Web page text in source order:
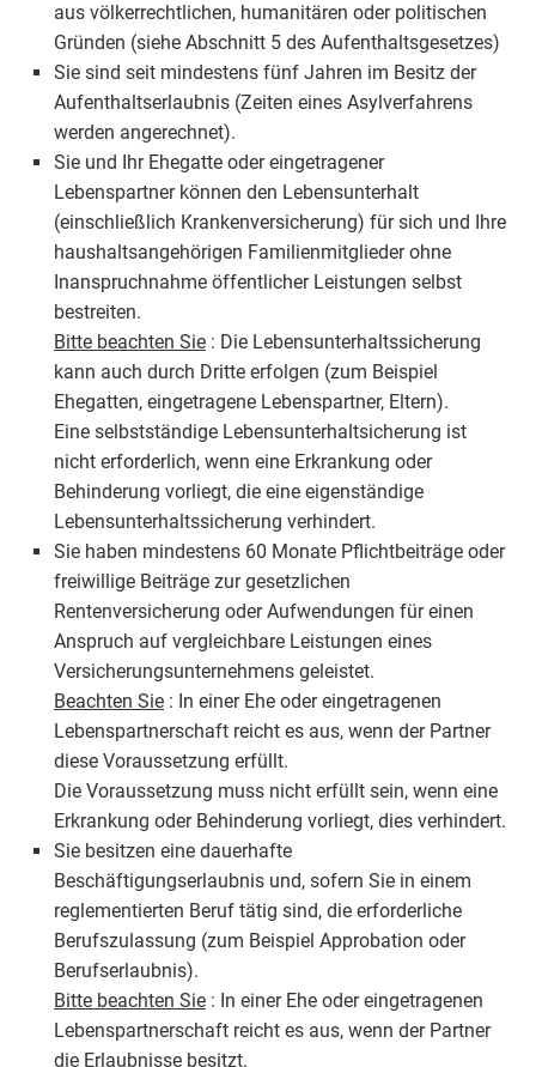
aus völkerrechtlichen, humanitären oder politischen
Gründen (siehe Abschnitt 5 des Aufenthaltsgesetzes)
Sie sind seit mindestens fünf Jahren im Besitz der
Aufenthaltserlaubnis (Zeiten eines Asylverfahrens
werden angerechnet).
Sie und Ihr Ehegatte oder eingetragener
Lebenspartner können den Lebensunterhalt
(einschließlich Krankenversicherung) für sich und Ihre
haushaltsangehörigen Familienmitglieder ohne
Inanspruchnahme öffentlicher Leistungen selbst
bestreiten.
Bitte beachten Sie : Die Lebensunterhaltssicherung
kann auch durch Dritte erfolgen (zum Beispiel
Ehegatten, eingetragene Lebenspartner, Eltern).
Eine selbstständige Lebensunterhaltsicherung ist
nicht erforderlich, wenn eine Erkrankung oder
Behinderung vorliegt, die eine eigenständige
Lebensunterhaltssicherung verhindert.
Sie haben mindestens 60 Monate Pflichtbeiträge oder
freiwillige Beiträge zur gesetzlichen
Rentenversicherung oder Aufwendungen für einen
Anspruch auf vergleichbare Leistungen eines
Versicherungsunternehmens geleistet.
Beachten Sie : In einer Ehe oder eingetragenen
Lebenspartnerschaft reicht es aus, wenn der Partner
diese Voraussetzung erfüllt.
Die Voraussetzung muss nicht erfüllt sein, wenn eine
Erkrankung oder Behinderung vorliegt, dies verhindert.
Sie besitzen eine dauerhafte
Beschäftigungserlaubnis und, sofern Sie in einem
reglementierten Beruf tätig sind, die erforderliche
Berufszulassung (zum Beispiel Approbation oder
Berufserlaubnis).
Bitte beachten Sie : In einer Ehe oder eingetragenen
Lebenspartnerschaft reicht es aus, wenn der Partner
die Erlaubnisse besitzt.